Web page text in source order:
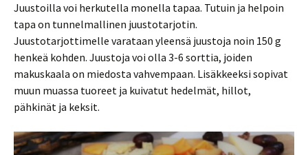
Juustoilla voi herkutella monella tapaa. Tutuin ja helpoin
tapa on tunnelmallinen juustotarjotin.
Juustotarjottimelle varataan yleensä juustoja noin 150 g
henkeä kohden. Juustoja voi olla 3-6 sorttia, joiden
makuskaala on miedosta vahvempaan. Lisäkkeeksi sopivat
muun muassa tuoreet ja kuivatut hedelmät, hillot,
pähkinät ja keksit.